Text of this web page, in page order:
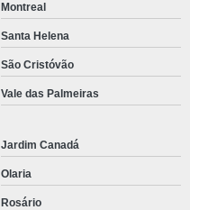
Montreal
Santa Helena
São Cristóvão
Vale das Palmeiras
Jardim Canadá
Olaria
Rosário